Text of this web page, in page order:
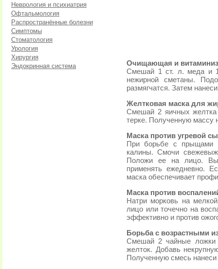
Неврология и психиатрия
Офтальмология
Распространённые болезни
Симптомы
Стоматология
Урология
Хирургия
Эндокринная система
Очищающая и
Смешай 1 ст. л. меда и
нежирной сметаны.
размягчатся. Затем
Желтковая маска для
Смешай 2 яичных желтка
терке. Полученную массу
Маска против угревой
При борьбе с прыщами
калины. Смочи
Положи ее на лицо.
применять ежедневно.
маска обеспечивает
Маска против
Натри морковь на
лицо или точечно на
эффективно и против
Борьба с возрастными
Смешай 2 чайные ложки
желток. Добавь
Полученную смесь